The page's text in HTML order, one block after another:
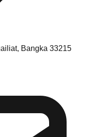
Bangka 33215